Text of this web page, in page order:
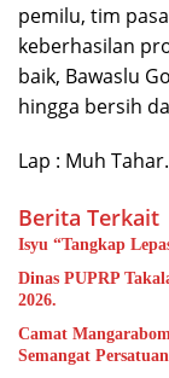
pemilu, tim
keberhasilan
baik, Bawaslu
hingga bersih
Lap : Muh Tahar.
Berita Terkait
Isyu “Tangkap
Dinas PUPRP
2026.
Camat
Semangat